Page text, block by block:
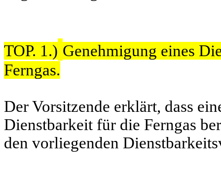
TOP. 1.) Genehmigung eines
Ferngas.
Der Vorsitzende erklärt, dass
Dienstbarkeit für die Ferngas
den vorliegenden